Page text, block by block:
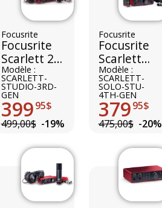
Focusrite
Focusrite
Scarlett 2i2
Studio 3rd
Gen
Modèle :
SCARLETT-
STUDIO-3RD-
GEN
39995$
499,00$ -19%
Focusrite
Focusrite
Scarlett
Solo Studio
4th Gen
Modèle :
SCARLETT-
SOLO-STU-
4TH-GEN
37995$
475,00$ -20%